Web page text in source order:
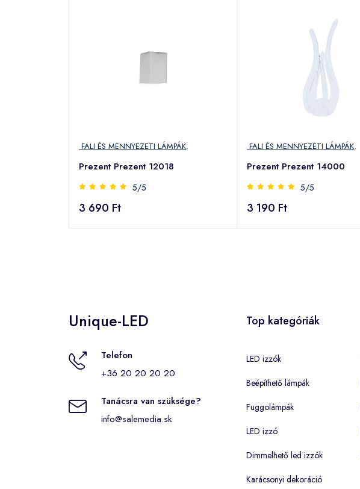
FALI ÉS MENNYEZETI LÁMPÁK,
Prezent Prezent 12018
5/5
3 690 Ft
FALI ÉS MENNYEZETI LÁMPÁK,
Prezent Prezent 14000
5/5
3 190 Ft
Unique-LED
Telefon
+36 20 20 20 20
Tanácsra van szüksége?
info@salemedia.sk
Top kategóriák
LED izzók
Beépíthető lámpák
Fuggolámpák
LED izzó
Dimmelhető led izzók
Karácsonyi dekoráció